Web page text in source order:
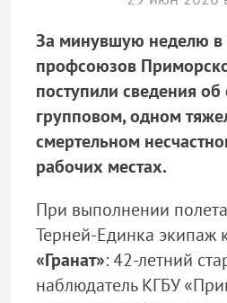
За минувшую неделю
профсоюзов
поступили сведения
групповом, одном
смертельном
рабочих местах.
При выполнении
Терней-Единка экипаж
«Гранат»: 42-летний
наблюдатель КГБУ